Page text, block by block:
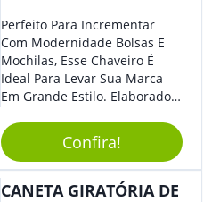
Perfeito Para Incrementar
Com Modernidade Bolsas E
Mochilas, Esse Chaveiro É
Ideal Para Levar Sua Marca
Em Grande Estilo. Elaborado A
O Brinde Se Adequa A
Diversos Públicos. Não Perca
A Chance De Elevar A
Visibilidade De Sua Empresa!
Confira!
CANETA GIRATÓRIA DE